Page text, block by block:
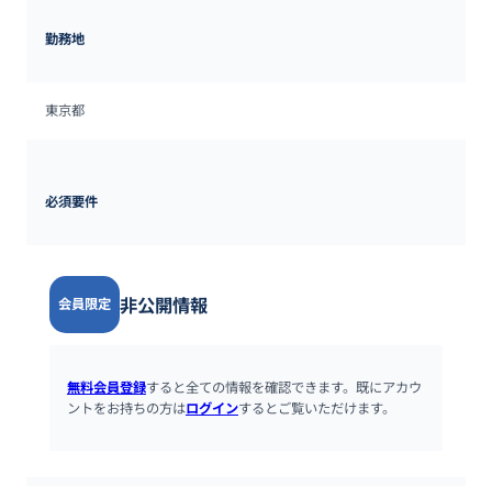
勤務地
東京都
必須要件
会員限定 非公開情報
無料会員登録すると全ての情報を確認できます。既にアカウ
ントをお持ちの方はログインするとご覧いただけます。